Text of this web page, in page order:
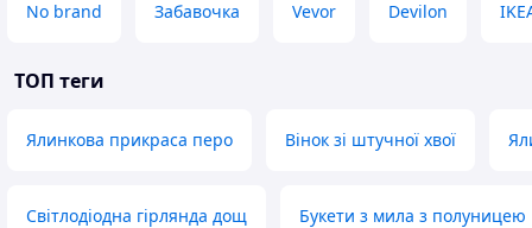
No brand Забавочка Vevor Devilon
ТОП теги
Ялинкова прикраса перо Вінок зі штучної хвої
Світлодіодна гірлянда дощ Букети з мила з полуницею